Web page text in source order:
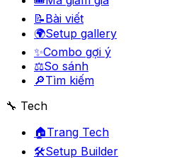
📝Bài viết
🌍Setup gallery
✨Combo gợi ý
⚖️So sánh
🔎Tìm kiếm
🔧 Tech
🏠Trang Tech
🛠️Setup Builder